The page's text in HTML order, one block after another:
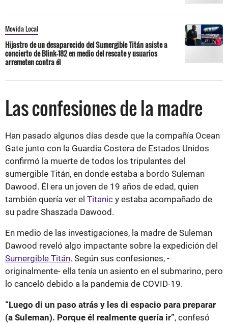
Movida Local
Hijastro de un desaparecido del Sumergible Titán asiste a
concierto de Blink-182 en medio del rescate y usuarios
arremeten contra él
Las confesiones de la madre
Han pasado algunos días desde que la compañía Ocean
Gate junto con la Guardia Costera de Estados Unidos
confirmó la muerte de todos los tripulantes del
sumergible Titán, en donde estaba a bordo Suleman
Dawood. Él era un joven de 19 años de edad, quien
también quería ver el Titanic y estaba acompañado de
su padre Shaszada Dawood.
En medio de las investigaciones, la madre de Suleman
Dawood reveló algo impactante sobre la expedición del
Sumergible Titán. Según sus confesiones, -
originalmente- ella tenía un asiento en el submarino, pero
lo canceló debido a la pandemia de COVID-19.
“Luego di un paso atrás y les di espacio para preparar
(a Suleman). Porque él realmente quería ir”, confesó